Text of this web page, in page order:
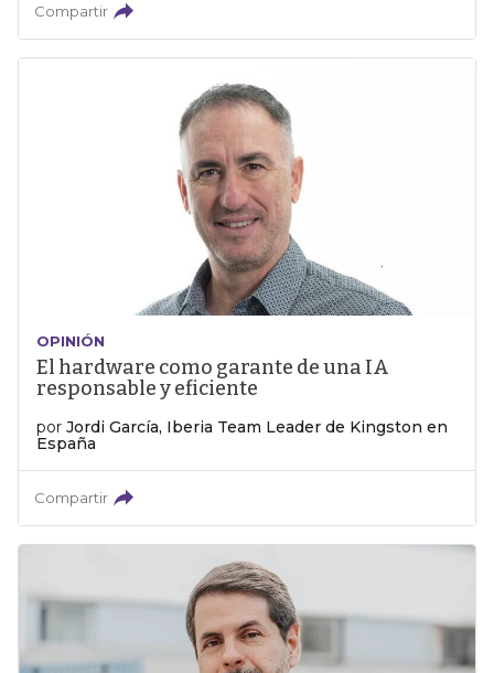
Compartir
OPINIÓN
El hardware como garante de una IA
responsable y eficiente
por Jordi García, Iberia Team Leader de Kingston en
España
Compartir